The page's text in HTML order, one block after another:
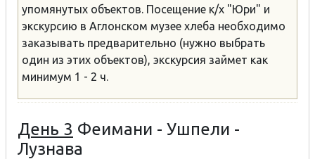
упомянутых объектов. Посещение к/х "Юри" и
экскурсию в Аглонcком музее хлеба необходимо
заказывать предварительно (нужно выбрать
один из этих объектов), экскурсия займет как
минимум 1 - 2 ч.
День 3 Феимани - Ушпели -
Лузнава